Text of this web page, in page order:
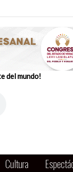
del mundo!
Cultura